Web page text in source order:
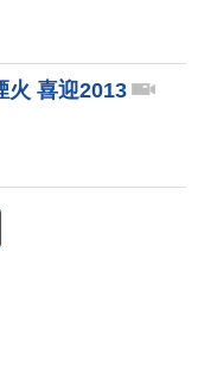
火 喜迎2013